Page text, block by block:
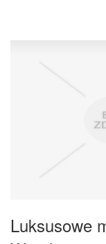
Luksusowe